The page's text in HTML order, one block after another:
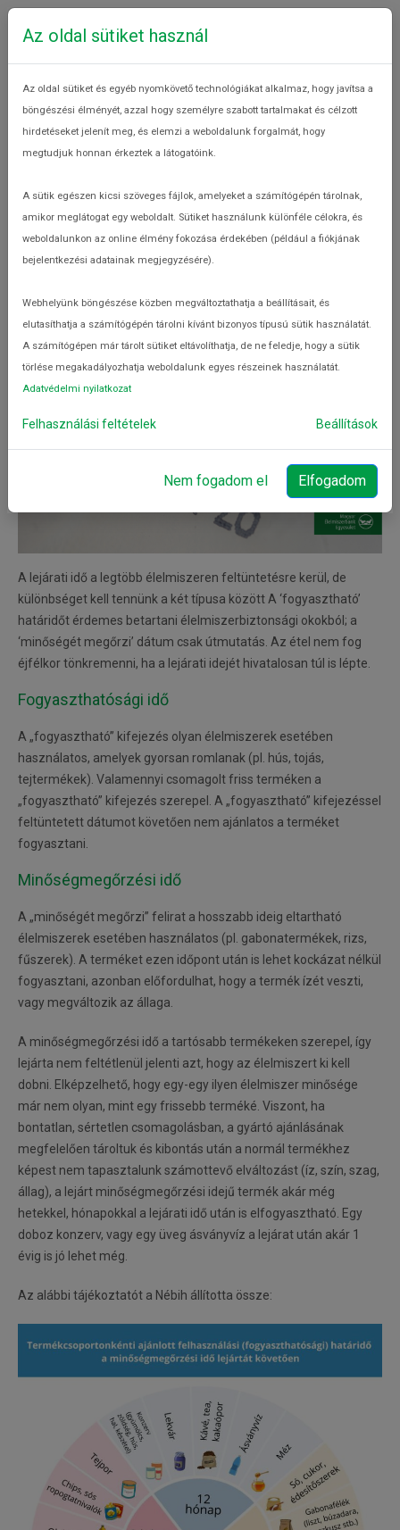
Mit jelentenek a dátumok az
Aktualitások
A lejárati idő a legtöbb élelmiszeren feltüntetésre kerül, de
különbséget kell tennünk a két típusa között A ‘fogyasztható’
határidőt érdemes betartani élelmiszerbiztonsági okokból; a
‘minőségét megőrzi’ dátum csak útmutatás. Az étel nem fog
éjfélkor tönkremenni, ha a lejárati idejét hivatalosan túl is lépte.
Fogyaszthatósági idő
A „fogyasztható” kifejezés olyan élelmiszerek esetében
használatos, amelyek gyorsan romlanak (pl. hús, tojás,
tejtermékek). Valamennyi csomagolt friss terméken a
„fogyasztható” kifejezés szerepel. A „fogyasztható” kifejezéssel
feltüntetett dátumot követően nem ajánlatos a terméket
fogyasztani.
Minőségmegőrzési idő
A „minőségét megőrzi” felirat a hosszabb ideig eltartható
élelmiszerek esetében használatos (pl. gabonatermékek, rizs,
fűszerek). A terméket ezen időpont után is lehet kockázat nélkül
fogyasztani, azonban előfordulhat, hogy a termék ízét veszti,
vagy megváltozik az állaga.
A minőségmegőrzési idő a tartósabb termékeken szerepel, így
lejárta nem feltétlenül jelenti azt, hogy az élelmiszert ki kell
dobni. Elképzelhető, hogy egy-egy ilyen élelmiszer minősége
már nem olyan, mint egy frissebb terméké. Viszont, ha
bontatlan, sértetlen csomagolásban, a gyártó ajánlásának
megfelelően tároltuk és kibontás után a normál termékhez
képest nem tapasztalunk számottevő elváltozást (íz, szín, szag,
állag), a lejárt minőségmegőrzési idejű termék akár még
hetekkel, hónapokkal a lejárati idő után is elfogyasztható. Egy
doboz konzerv, vagy egy üveg ásványvíz a lejárat után akár 1
évig is jó lehet még.
Az alábbi tájékoztatót a Nébih állította össze:
Az oldal sütiket használ
Az oldal sütiket és egyéb nyomkövető technológiákat alkalmaz, hogy javítsa a
böngészési élményét, azzal hogy személyre szabott tartalmakat és célzott
hirdetéseket jelenít meg, és elemzi a weboldalunk forgalmát, hogy
megtudjuk honnan érkeztek a látogatóink.
A sütik egészen kicsi szöveges fájlok, amelyeket a számítógépén tárolnak,
amikor meglátogat egy weboldalt. Sütiket használunk különféle célokra, és
weboldalunkon az online élmény fokozása érdekében (például a fiókjának
bejelentkezési adatainak megjegyzésére).
Webhelyünk böngészése közben megváltoztathatja a beállításait, és
elutasíthatja a számítógépén tárolni kívánt bizonyos típusú sütik használatát.
A számítógépen már tárolt sütiket eltávolíthatja, de ne feledje, hogy a sütik
törlése megakadályozhatja weboldalunk egyes részeinek használatát.
Adatvédelmi nyilatkozat
Felhasználási feltételek Beállítások
Nem fogadom el Elfogadom